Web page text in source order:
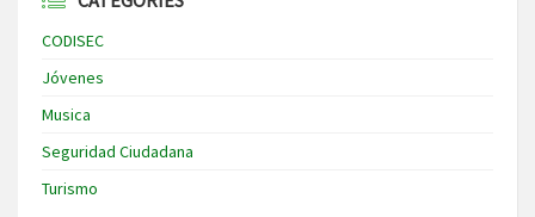
CODISEC
Jóvenes
Musica
Seguridad Ciudadana
Turismo